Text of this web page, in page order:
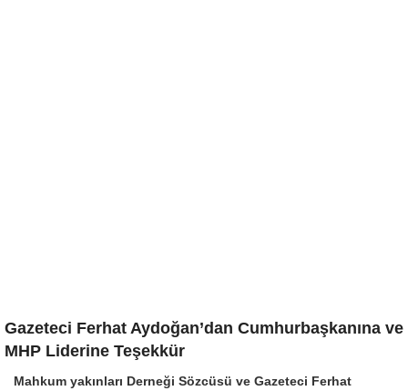
Gazeteci Ferhat Aydoğan’dan Cumhurbaşkanına ve
MHP Liderine Teşekkür
Mahkum yakınları Derneği Sözcüsü ve Gazeteci Ferhat